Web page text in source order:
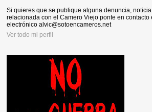
Si quieres que se publique alguna denuncia,
relacionada con el Camero Viejo ponte en contacto
electrónico alvic@sotoencameros.net
Ver todo mi perfil